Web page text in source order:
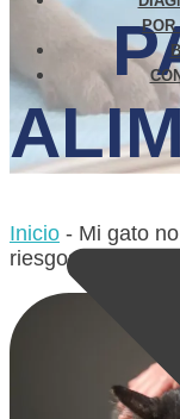
POR
Inicio - Mi gato
riesgos y